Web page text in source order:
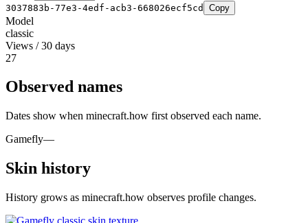
3037883b-77e3-4edf-acb3-668026ecf5cd Copy
Model
classic
Views / 30 days
27
Observed names
Dates show when minecraft.how first observed each name.
Gamefly—
Skin history
History grows as minecraft.how observes profile changes.